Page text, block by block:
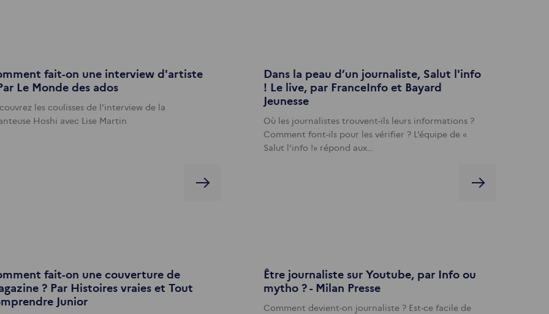
fait-on une interview d'artiste
Le Monde des ados
les coulisses de l'interview de la
Hoshi avec Lise Martin
Dans la peau d’un journaliste, Salut l'info
! Le live, par FranceInfo et Bayard
Jeunesse
Où les journalistes trouvent-ils leurs informations ?
Comment font-ils pour les vérifier ? L’équipe de «
Salut l’info !» répond aux…
fait-on une couverture de
? Par Histoires vraies et Tout
Junior
Être journaliste sur Youtube, par Info ou
mytho ? - Milan Presse
Comment devient-on journaliste ? Est-ce facile de